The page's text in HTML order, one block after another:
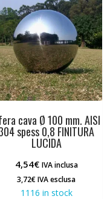
cava Ø 100 mm. AISI
spess 0,8 FINITURA
LUCIDA
4,54€ IVA inclusa
3,72€IVA esclusa
1116 in stock